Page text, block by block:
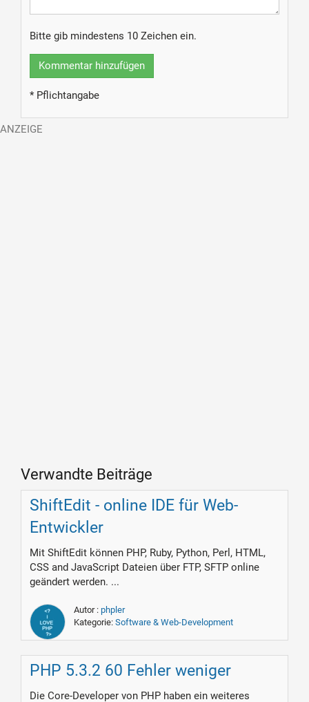
Bitte gib mindestens 10 Zeichen ein.
Kommentar hinzufügen
* Pflichtangabe
Verwandte Beiträge
ShiftEdit - online IDE für Web-
Entwickler
Mit ShiftEdit können PHP, Ruby, Python, Perl, HTML,
CSS and JavaScript Dateien über FTP, SFTP online
geändert werden. ...
Autor : phpler
Kategorie: Software & Web-Development
PHP 5.3.2 60 Fehler weniger
Die Core-Developer von PHP haben ein weiteres